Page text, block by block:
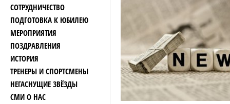
СОТРУДНИЧЕСТВО
ПОДГОТОВКА К ЮБИЛЕЮ
МЕРОПРИЯТИЯ
ПОЗДРАВЛЕНИЯ
ИСТОРИЯ
ТРЕНЕРЫ И СПОРТСМЕНЫ
НЕГАСНУЩИЕ ЗВЁЗДЫ
СМИ О НАС